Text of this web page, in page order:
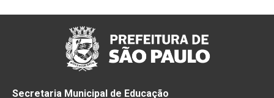
Secretaria Municipal de Educação